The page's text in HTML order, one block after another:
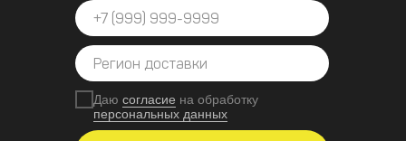
Даю согласие на обработку
персональных данных